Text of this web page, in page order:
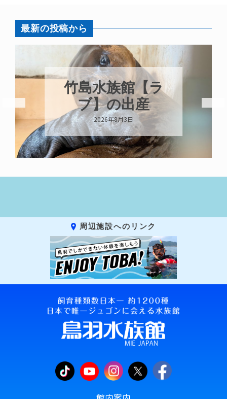
最新の投稿から
竹島水族館【ラ
ブ】の出産
2026年8月3日
周辺施設へのリンク